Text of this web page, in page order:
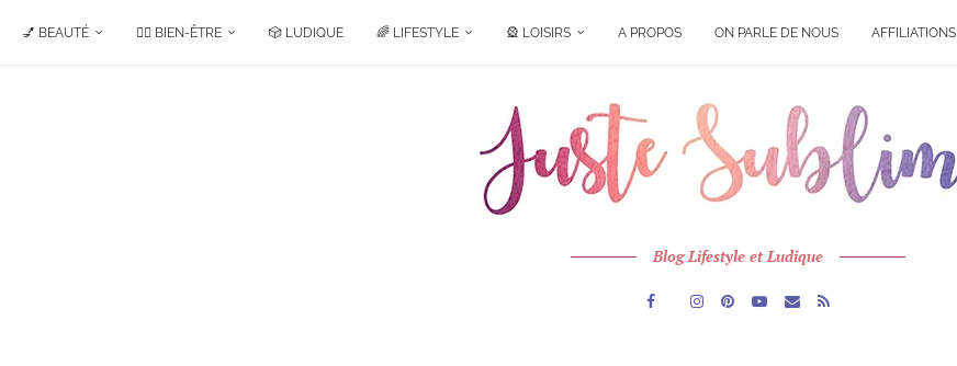
💅 BEAUTÉ 🧘‍♀️ BIEN-ÊTRE 🎲 LUDIQUE 🌈 LIFESTYLE 🎡 LOISIRS A PROPOS ON PARLE DE NOUS AFFILIATIONS
Blog Lifestyle et Ludique